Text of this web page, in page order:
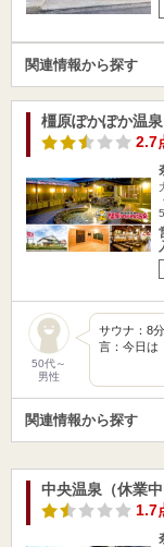
関連情報から探す
橿原ぽかぽか温
2.7
50代～
男性
サウナ：8
言：今日は
関連情報から探す
中央温泉（休業中
1.7